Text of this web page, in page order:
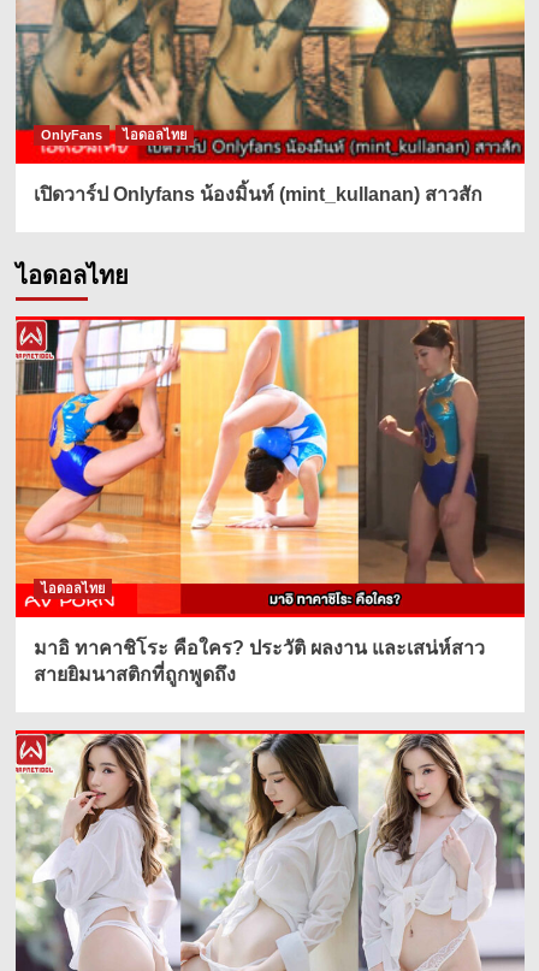
OnlyFans ไอดอลไทย
เปิดวาร์ป Onlyfans น้องมิ้นท์ (mint_kullanan) สาวสัก
ไอดอลไทย
ไอดอลไทย
มาอิ ทาคาชิโระ คือใคร? ประวัติ ผลงาน และเสน่ห์สาว
สายยิมนาสติกที่ถูกพูดถึง